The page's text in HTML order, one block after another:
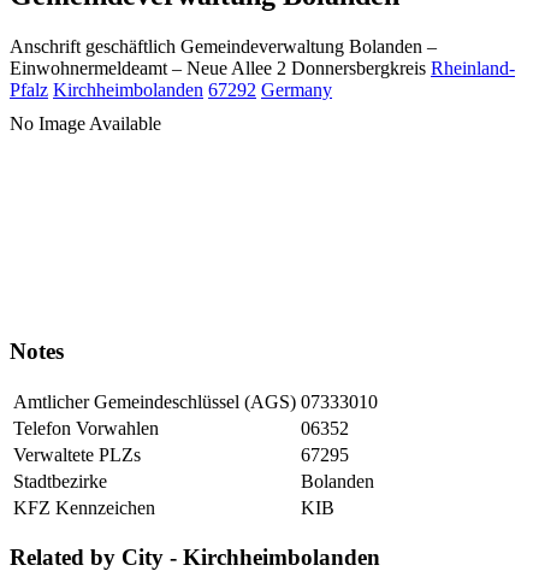
Anschrift geschäftlich Gemeindeverwaltung Bolanden –
Einwohnermeldeamt – Neue Allee 2 Donnersbergkreis Rheinland-
Pfalz Kirchheimbolanden 67292 Germany
No Image Available
Notes
Amtlicher Gemeindeschlüssel (AGS) 07333010
Telefon Vorwahlen
06352
Verwaltete PLZs
67295
Stadtbezirke
Bolanden
KFZ Kennzeichen
KIB
Related by City - Kirchheimbolanden